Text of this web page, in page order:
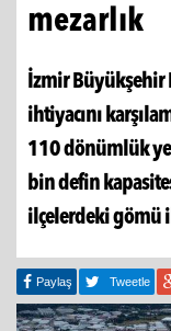
kurtaran baba,
mezarlık
İzmir Büyükşehir
ihtiyacını
110 dönümlük
bin defin
ilçelerdeki gömü
Paylaş Tweetle